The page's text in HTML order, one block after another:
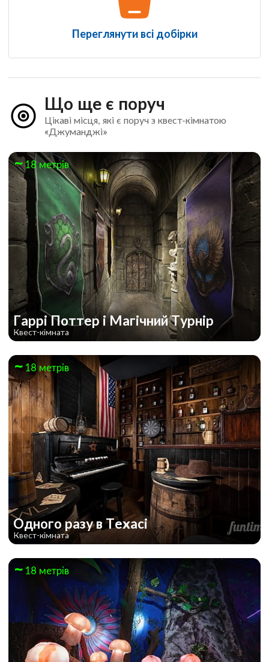
Переглянути всі добірки
Що ще є поруч
Цікаві місця, які є поруч з квест-кімнатою
«Джуманджі»
18 метрів
Гаррі Поттер і Магічний Турнір
Квест-кімната
18 метрів
Одного разу в Техасі
Квест-кімната
18 метрів